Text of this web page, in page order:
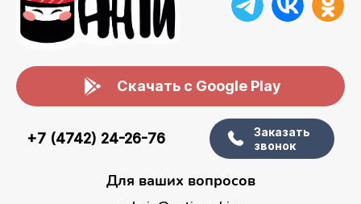
Скачать с Google Play
+7 (4742) 24-26-76
Заказать
звонок
Для ваших вопросов